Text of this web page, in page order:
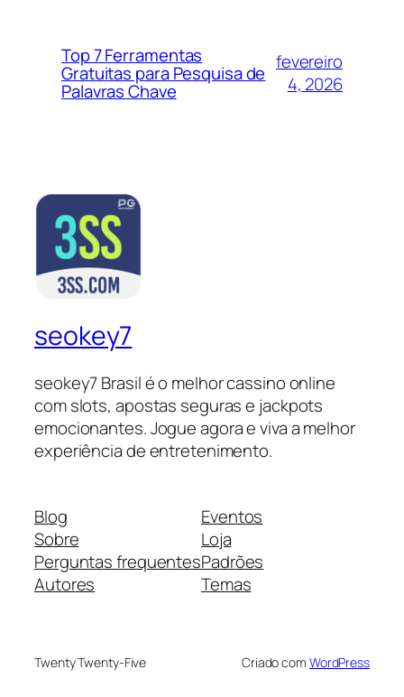
Top 7 Ferramentas
Gratuitas para Pesquisa de
Palavras Chave
fevereiro
4, 2026
seokey7
seokey7 Brasil é o melhor cassino online
com slots, apostas seguras e jackpots
emocionantes. Jogue agora e viva a melhor
experiência de entretenimento.
Blog
Sobre
Perguntas frequentes
Autores
Eventos
Loja
Padrões
Temas
Twenty Twenty-Five Criado com WordPress